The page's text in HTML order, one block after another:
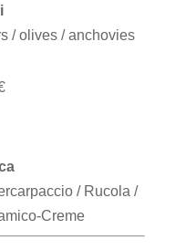
/ olives / anchovies
/ Rucola /
Creme